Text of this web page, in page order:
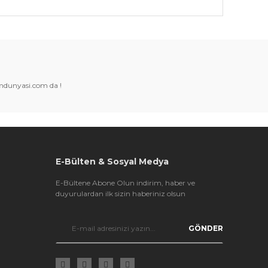
tarafımıza iletebilirsiniz.
da !
E-Bülten & Sosyal Medya
E-Bültene Abone Olun indirim, haber ve
duyurulardan ilk sizin haberiniz olsun
GÖNDER